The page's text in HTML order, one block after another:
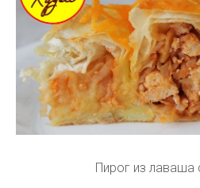
Пирог из лаваша